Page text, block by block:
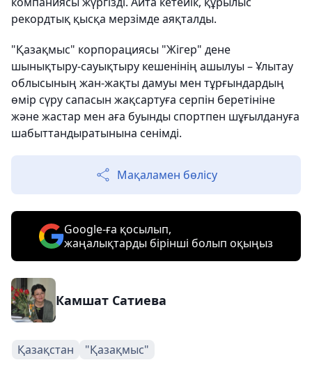
рекордтық қысқа мерзімде аяқталды.
"Қазақмыс" корпорациясы "Жігер" дене
шынықтыру-сауықтыру кешенінің ашылуы – Ұлытау
облысының жан-жақты дамуы мен тұрғындардың
өмір сүру сапасын жақсартуға серпін беретініне
және жастар мен аға буынды спортпен шұғылдануға
шабыттандыратынына сенімді.
Мақаламен бөлісу
Google-ға қосылып,
жаңалықтарды бірінші болып оқыңыз
Камшат Сатиева
Қазақстан "Қазақмыс"